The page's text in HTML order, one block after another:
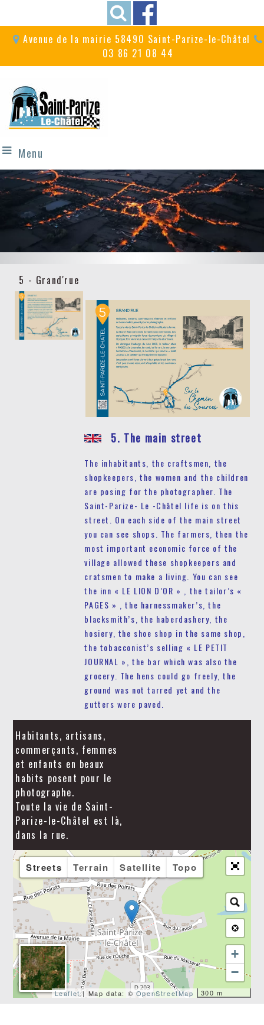
Avenue de la mairie 58490 Saint-Parize-le-Châtel
03 86 21 08 44
Menu
Un village festif
avec ses fêtes et commémorations...
A proximité du
circuit de Magny-Cours
5 - Grand'rue
5. The main street
The inhabitants, the craftsmen, the
shopkeepers, the women and the children
are posing for the photographer. The
Saint-Parize- Le -Châtel life is on this
street. On each side of the main street
you can see shops. The farmers, then the
most important economic force of the
village allowed these shopkeepers and
cratsmen to make a living. You can see
the inn « LE LION D’OR » , the tailor’s «
PAGES » , the harnessmaker’s, the
blacksmith’s, the haberdashery, the
hosiery, the shoe shop in the same shop,
the tobacconist’s selling « LE PETIT
JOURNAL », the bar which was also the
grocery. The hens could go freely, the
ground was not tarred yet and the
gutters were paved.
Habitants, artisans,
commerçants, femmes
et enfants en beaux
habits posent pour le
photographe.
Toute la vie de Saint-
Parize-le-Châtel est là,
dans la rue.
Streets Terrain Satellite Topo
+
−
300 m
Leaflet| Map data: © OpenStreetMap